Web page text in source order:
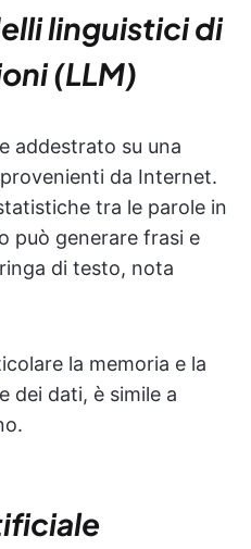
linguistici di
(LLM)
addestrato su una
da Internet.
tra le parole in
può generare frasi e
di testo, nota
la memoria e la
dei dati, è simile a